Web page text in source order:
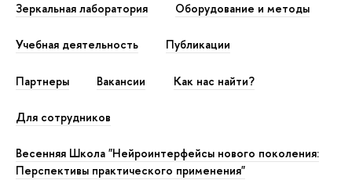
Зеркальная лаборатория Оборудование и методы
Учебная деятельность Публикации
Партнеры Вакансии Как наc найти?
Для сотрудников
Весенняя Школа "Нейроинтерфейсы нового поколения:
Перспективы практического применения"